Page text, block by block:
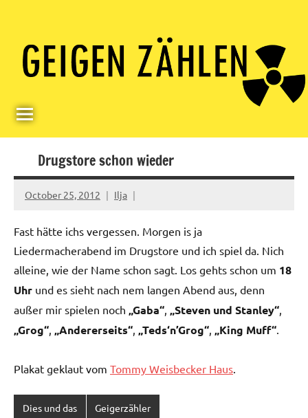
contentGeigerzähler
Drugstore schon wieder
October 25, 2012 Ilja
Fast hätte ichs vergessen. Morgen is ja
Liedermacherabend im Drugstore und ich spiel da. Nich
alleine, wie der Name schon sagt. Los gehts schon um 18
Uhr und es sieht nach nem langen Abend aus, denn
außer mir spielen noch „Gaba“, „Steven und Stanley“,
„Grog“, „Andererseits“, „Teds‘n’Grog“, „King Muff“.
Plakat geklaut vom Tommy Weisbecker Haus.
Dies und das Geigerzähler